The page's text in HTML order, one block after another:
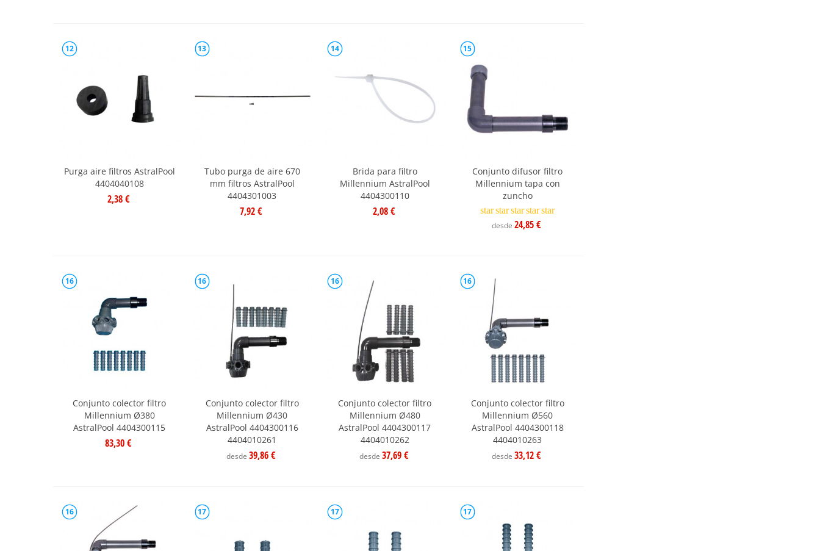
12
Purga aire filtros AstralPool
4404040108
2,38 €
13
Tubo purga de aire 670
mm filtros AstralPool
4404301003
7,92 €
14
Brida para filtro
Millennium AstralPool
4404300110
2,08 €
15
Conjunto difusor filtro
Millennium tapa con
zuncho
starstarstarstarstar
desde24,85 €
16
Conjunto colector filtro
Millennium Ø380
AstralPool 4404300115
83,30 €
16
Conjunto colector filtro
Millennium Ø430
AstralPool 4404300116
4404010261
desde39,86 €
16
Conjunto colector filtro
Millennium Ø480
AstralPool 4404300117
4404010262
desde 37,69 €
16
Conjunto colector filtro
Millennium Ø560
AstralPool 4404300118
4404010263
desde33,12 €
16 17 17 17